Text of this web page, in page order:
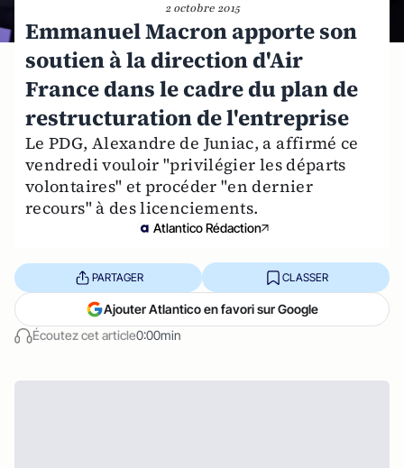
2 octobre 2015
Emmanuel Macron apporte son
soutien à la direction d'Air
France dans le cadre du plan de
restructuration de l'entreprise
Le PDG, Alexandre de Juniac, a affirmé ce
vendredi vouloir "privilégier les départs
volontaires" et procéder "en dernier
recours" à des licenciements.
Atlantico Rédaction
Écoutez cet article0:00min
PARTAGER CLASSER
Ajouter Atlantico en favori sur Google